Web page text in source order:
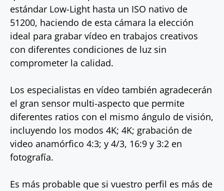
estándar Low-Light hasta un ISO nativo de
51200, haciendo de esta cámara la elección
ideal para grabar vídeo en trabajos creativos
con diferentes condiciones de luz sin
comprometer la calidad.
Los especialistas en vídeo también agradecerán
el gran sensor multi-aspecto que permite
diferentes ratios con el mismo ángulo de visión,
incluyendo los modos 4K; 4K; grabación de
video anamórfico 4:3; y 4/3, 16:9 y 3:2 en
fotografía.
Es más probable que si vuestro perfil es más de